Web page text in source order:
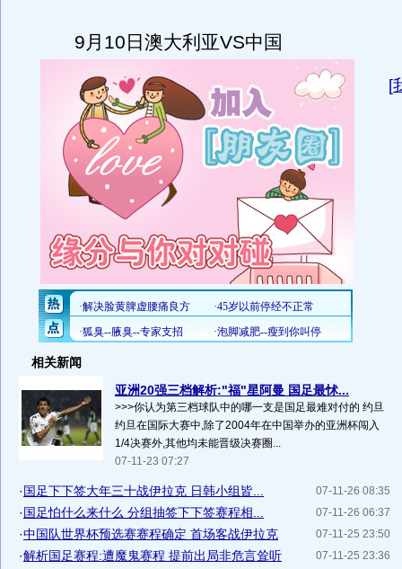
9月10日澳大利亚VS中国
[
相关新闻
亚洲20强三档解析:"福"星阿曼 国足最怵...
>>>你认为第三档球队中的哪一支是国足最难对付的 约旦
约旦在国际大赛中,除了2004年在中国举办的亚洲杯闯入
1/4决赛外,其他均未能晋级决赛圈...
07-11-23 07:27
07-11-26 08:35
·国足下下签大年三十战伊拉克 日韩小组皆...
07-11-26 06:37
·国足怕什么来什么 分组抽签下下签赛程相...
07-11-25 23:50
·中国队世界杯预选赛赛程确定 首场客战伊拉克
07-11-25 23:36
·解析国足赛程:遭魔鬼赛程 提前出局非危言耸听